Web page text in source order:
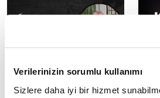
Verilerinizin sorumlu kullanımı
Sizlere daha iyi bir hizmet
Tarih ve Belgesel